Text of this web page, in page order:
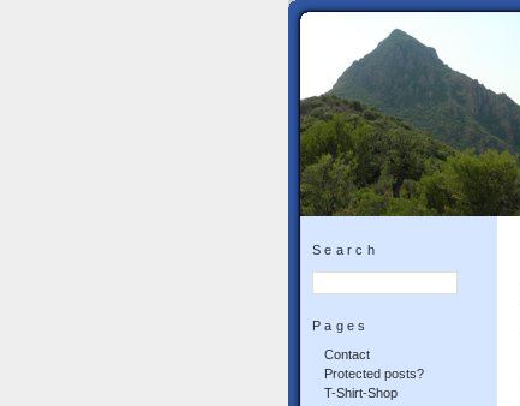
Search
Pages
Contact
Protected posts?
T-Shirt-Shop